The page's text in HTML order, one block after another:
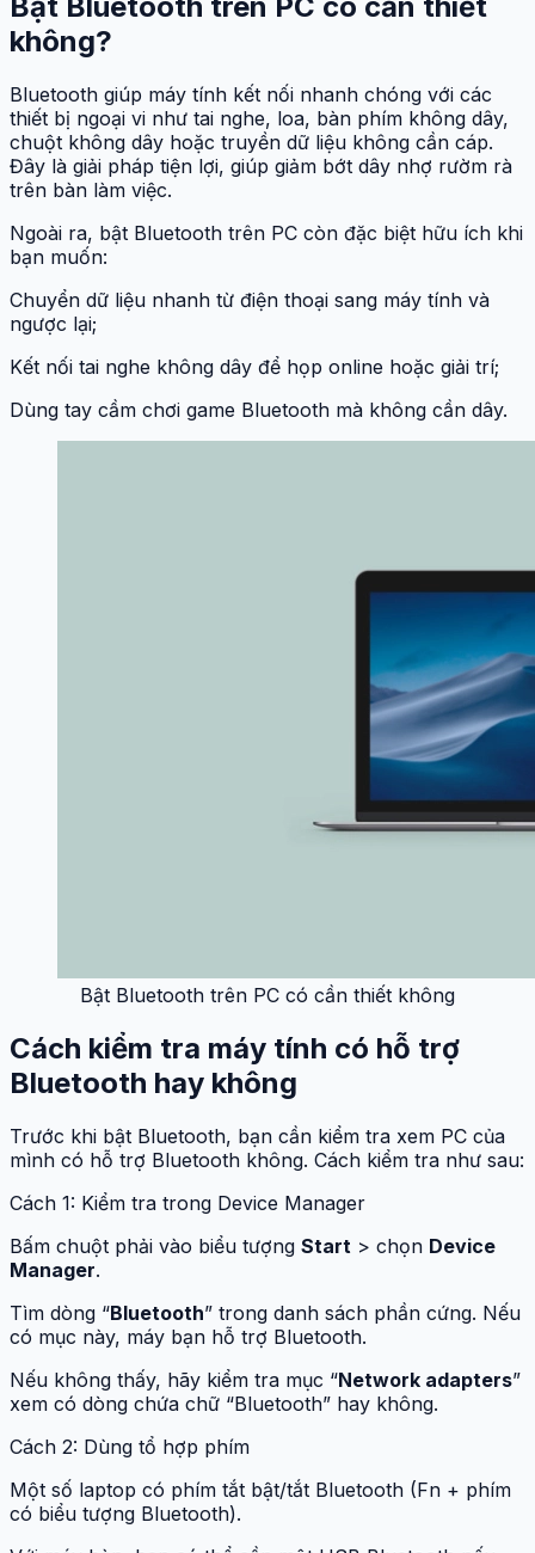
không?
Bluetooth giúp máy tính kết nối nhanh chóng với các
thiết bị ngoại vi như tai nghe, loa, bàn phím không dây,
chuột không dây hoặc truyền dữ liệu không cần cáp.
Đây là giải pháp tiện lợi, giúp giảm bớt dây nhợ rườm rà
trên bàn làm việc.
Ngoài ra, bật Bluetooth trên PC còn đặc biệt hữu ích khi
bạn muốn:
Chuyển dữ liệu nhanh từ điện thoại sang máy tính và
ngược lại;
Kết nối tai nghe không dây để họp online hoặc giải trí;
Dùng tay cầm chơi game Bluetooth mà không cần dây.
Bật Bluetooth trên PC có cần thiết không
Cách kiểm tra máy tính có hỗ trợ
Bluetooth hay không
Trước khi bật Bluetooth, bạn cần kiểm tra xem PC của
mình có hỗ trợ Bluetooth không. Cách kiểm tra như sau:
Cách 1: Kiểm tra trong Device Manager
Bấm chuột phải vào biểu tượng Start > chọn Device
Manager.
Tìm dòng “Bluetooth” trong danh sách phần cứng. Nếu
có mục này, máy bạn hỗ trợ Bluetooth.
Nếu không thấy, hãy kiểm tra mục “Network adapters”
xem có dòng chứa chữ “Bluetooth” hay không.
Cách 2: Dùng tổ hợp phím
Một số laptop có phím tắt bật/tắt Bluetooth (Fn + phím
có biểu tượng Bluetooth).